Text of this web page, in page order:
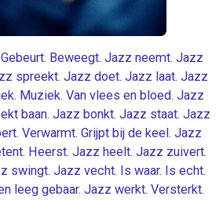
Beweegt. Jazz neemt. Jazz
spreekt. Jazz doet. Jazz laat. Jazz
Muziek. Van vlees en bloed. Jazz
baan. Jazz bonkt. Jazz staat. Jazz
Verwarmt. Grijpt bij de keel. Jazz
Heerst. Jazz heelt. Jazz zuivert.
swingt. Jazz vecht. Is waar. Is echt.
leeg gebaar. Jazz werkt. Versterkt.